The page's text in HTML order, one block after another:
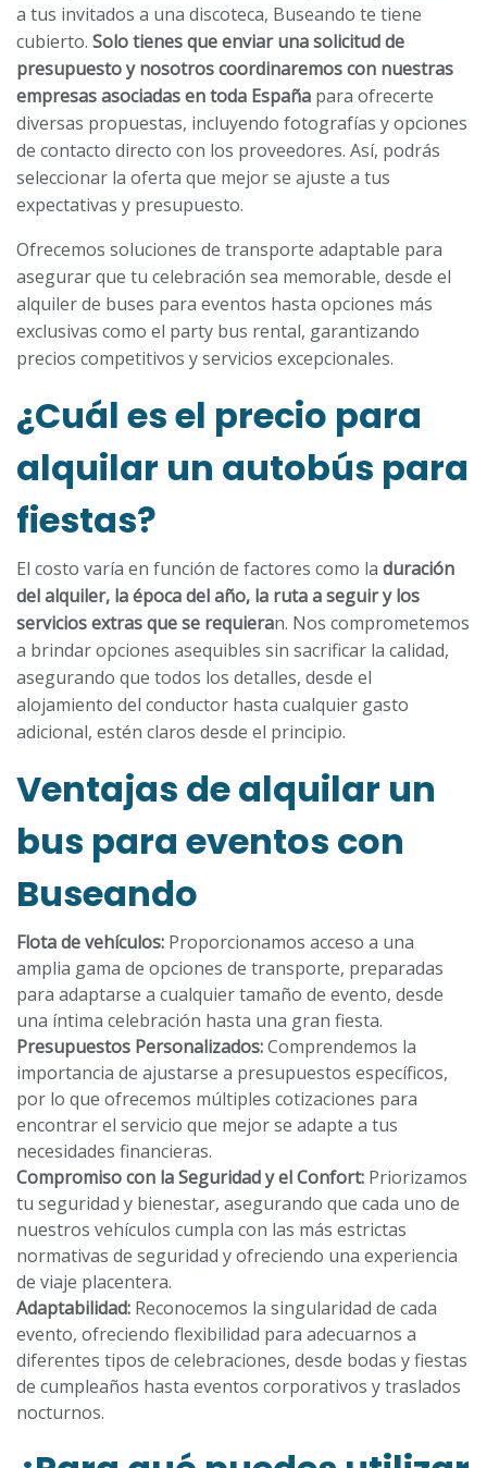
a tus invitados a una discoteca, Buseando te tiene
cubierto. Solo tienes que enviar una solicitud de
presupuesto y nosotros coordinaremos con nuestras
empresas asociadas en toda España para ofrecerte
diversas propuestas, incluyendo fotografías y opciones
de contacto directo con los proveedores. Así, podrás
seleccionar la oferta que mejor se ajuste a tus
expectativas y presupuesto.
Ofrecemos soluciones de transporte adaptable para
asegurar que tu celebración sea memorable, desde el
alquiler de buses para eventos hasta opciones más
exclusivas como el party bus rental, garantizando
precios competitivos y servicios excepcionales.
¿Cuál es el precio para
alquilar un autobús para
fiestas?
El costo varía en función de factores como la duración
del alquiler, la época del año, la ruta a seguir y los
servicios extras que se requieran. Nos comprometemos
a brindar opciones asequibles sin sacrificar la calidad,
asegurando que todos los detalles, desde el
alojamiento del conductor hasta cualquier gasto
adicional, estén claros desde el principio.
Ventajas de alquilar un
bus para eventos con
Buseando
Flota de vehículos: Proporcionamos acceso a una
amplia gama de opciones de transporte, preparadas
para adaptarse a cualquier tamaño de evento, desde
una íntima celebración hasta una gran fiesta.
Presupuestos Personalizados:Comprendemos la
importancia de ajustarse a presupuestos específicos,
por lo que ofrecemos múltiples cotizaciones para
encontrar el servicio que mejor se adapte a tus
necesidades financieras.
Compromiso con la Seguridad y el Confort: Priorizamos
tu seguridad y bienestar, asegurando que cada uno de
nuestros vehículos cumpla con las más estrictas
normativas de seguridad y ofreciendo una experiencia
de viaje placentera.
Adaptabilidad: Reconocemos la singularidad de cada
evento, ofreciendo flexibilidad para adecuarnos a
diferentes tipos de celebraciones, desde bodas y fiestas
de cumpleaños hasta eventos corporativos y traslados
nocturnos.